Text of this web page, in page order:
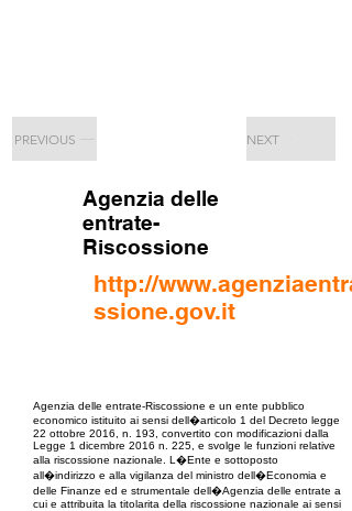
PREVIOUS NEXT
Agenzia delle
entrate-
Riscossione
http://
ssione.gov.it
Agenzia delle entrate-Riscossione e un ente pubblico
economico istituito ai sensi dell�articolo 1 del Decreto legge
22 ottobre 2016, n. 193, convertito con modificazioni dalla
Legge 1 dicembre 2016 n. 225, e svolge le funzioni relative
alla riscossione nazionale. L�Ente e sottoposto
all�indirizzo e alla vigilanza del ministro dell�Economia e
delle Finanze ed e strumentale dell�Agenzia delle entrate a
cui e attribuita la titolarita della riscossione nazionale ai sensi